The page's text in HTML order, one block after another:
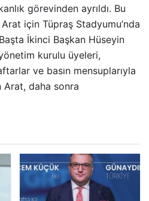
görevinden ayrıldı. Bu
için Tüpraş Stadyumu’nda
İkinci Başkan Hüseyin
kurulu üyeleri,
ve basın mensuplarıyla
daha sonra